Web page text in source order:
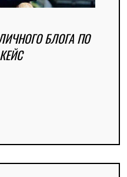
ЛИЧНОГО БЛОГА ПО